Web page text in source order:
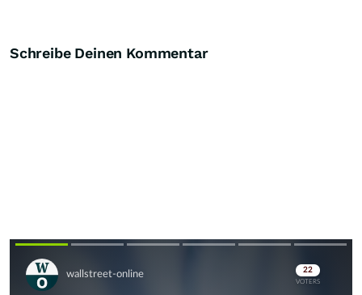
Schreibe Deinen Kommentar
Skip